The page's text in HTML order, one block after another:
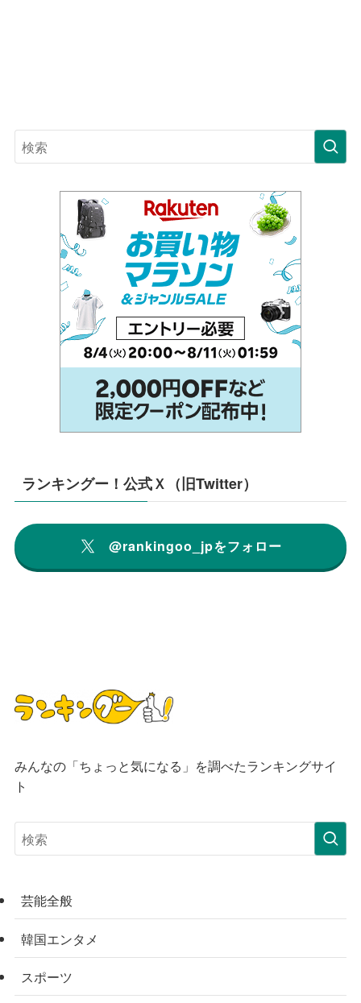
ランキングー！公式Ｘ（旧Twitter）
@rankingoo_jpをフォロー
みんなの「ちょっと気になる」を調べたランキングサイ
ト
芸能全般
韓国エンタメ
スポーツ